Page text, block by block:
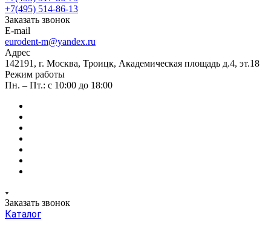
+7(495) 514-86-13
Заказать звонок
E-mail
eurodent-m@yandex.ru
Адрес
142191, г. Москва, Троицк, Академическая площадь д.4, эт.18
Режим работы
Пн. – Пт.: с 10:00 до 18:00
Заказать звонок
Каталог